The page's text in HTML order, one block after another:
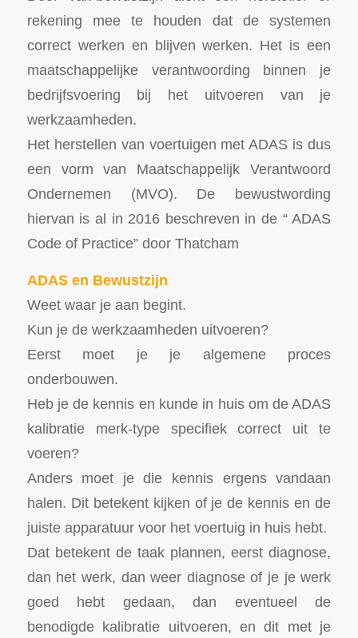
rekening mee te houden dat de systemen
correct werken en blijven werken. Het is een
maatschappelijke verantwoording binnen je
bedrijfsvoering bij het uitvoeren van je
werkzaamheden.
Het herstellen van voertuigen met ADAS is dus
een vorm van Maatschappelijk Verantwoord
Ondernemen (MVO). De bewustwording
hiervan is al in 2016 beschreven in de “ ADAS
Code of Practice” door Thatcham
ADAS en Bewustzijn
Weet waar je aan begint.
Kun je de werkzaamheden uitvoeren?
Eerst moet je je algemene proces
onderbouwen.
Heb je de kennis en kunde in huis om de ADAS
kalibratie merk-type specifiek correct uit te
voeren?
Anders moet je die kennis ergens vandaan
halen. Dit betekent kijken of je de kennis en de
juiste apparatuur voor het voertuig in huis hebt.
Dat betekent de taak plannen, eerst diagnose,
dan het werk, dan weer diagnose of je je werk
goed hebt gedaan, dan eventueel de
benodigde kalibratie uitvoeren, en dit met je